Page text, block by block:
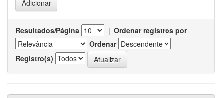
Resultados/Página | Ordenar registros por
Ordenar
Registro(s)